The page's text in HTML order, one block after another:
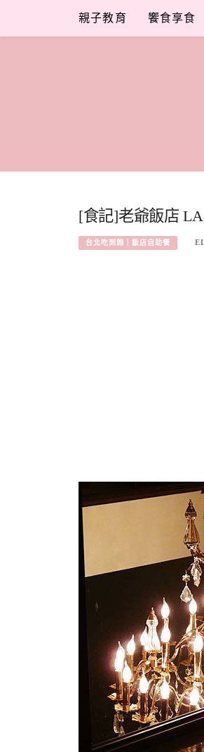
content
親子教育 饗食享食
[食記]老爺飯店
台北吃到飽｜飯店自助餐